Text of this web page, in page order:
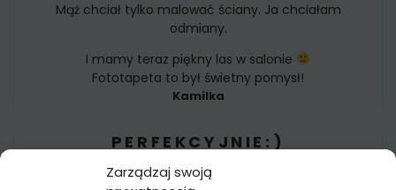
Zarządzaj swoją
Mąż chciał tylko malować ściany. Ja chciałam
odmiany.
I mamy teraz piękny las w salonie
Fototapeta to był świetny pomysł!
Kamilka
PERFEKCYJNIE:)
Dziękujemy za fachowe doradztwo i